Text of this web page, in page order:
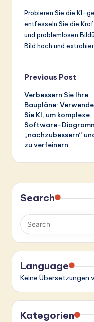
Probieren Sie die KI-
entfesseln Sie die
und problemlosen
Bild hoch und
Post
Previous Post
Verbessern Sie Ihre
Baupläne:
Sie KI, um komplexe
Software-
„nachzubessern“
zu verfeinern
Search
Language
Keine Übersetzungen
Kategorien